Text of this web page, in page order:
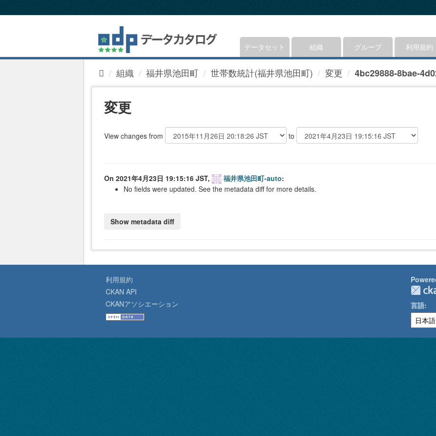
キ
データセット 組織 グループ 利用規約
組織 福井県池田町 世帯数統計(福井県池田町) 変更 4bc29888-8bae-
変更
View changes from to
On 2021年4月23日 19:15:16 JST, 福井県池田町-auto:
No fields were updated. See the metadata diff for more details.
利用規約
CKAN API
CKANアソシエーション
言語